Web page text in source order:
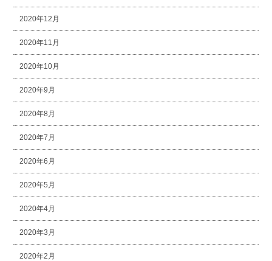
2020年12月
2020年11月
2020年10月
2020年9月
2020年8月
2020年7月
2020年6月
2020年5月
2020年4月
2020年3月
2020年2月